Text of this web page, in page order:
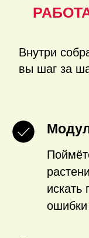
Внутри
вы шаг за
искать
ошибки